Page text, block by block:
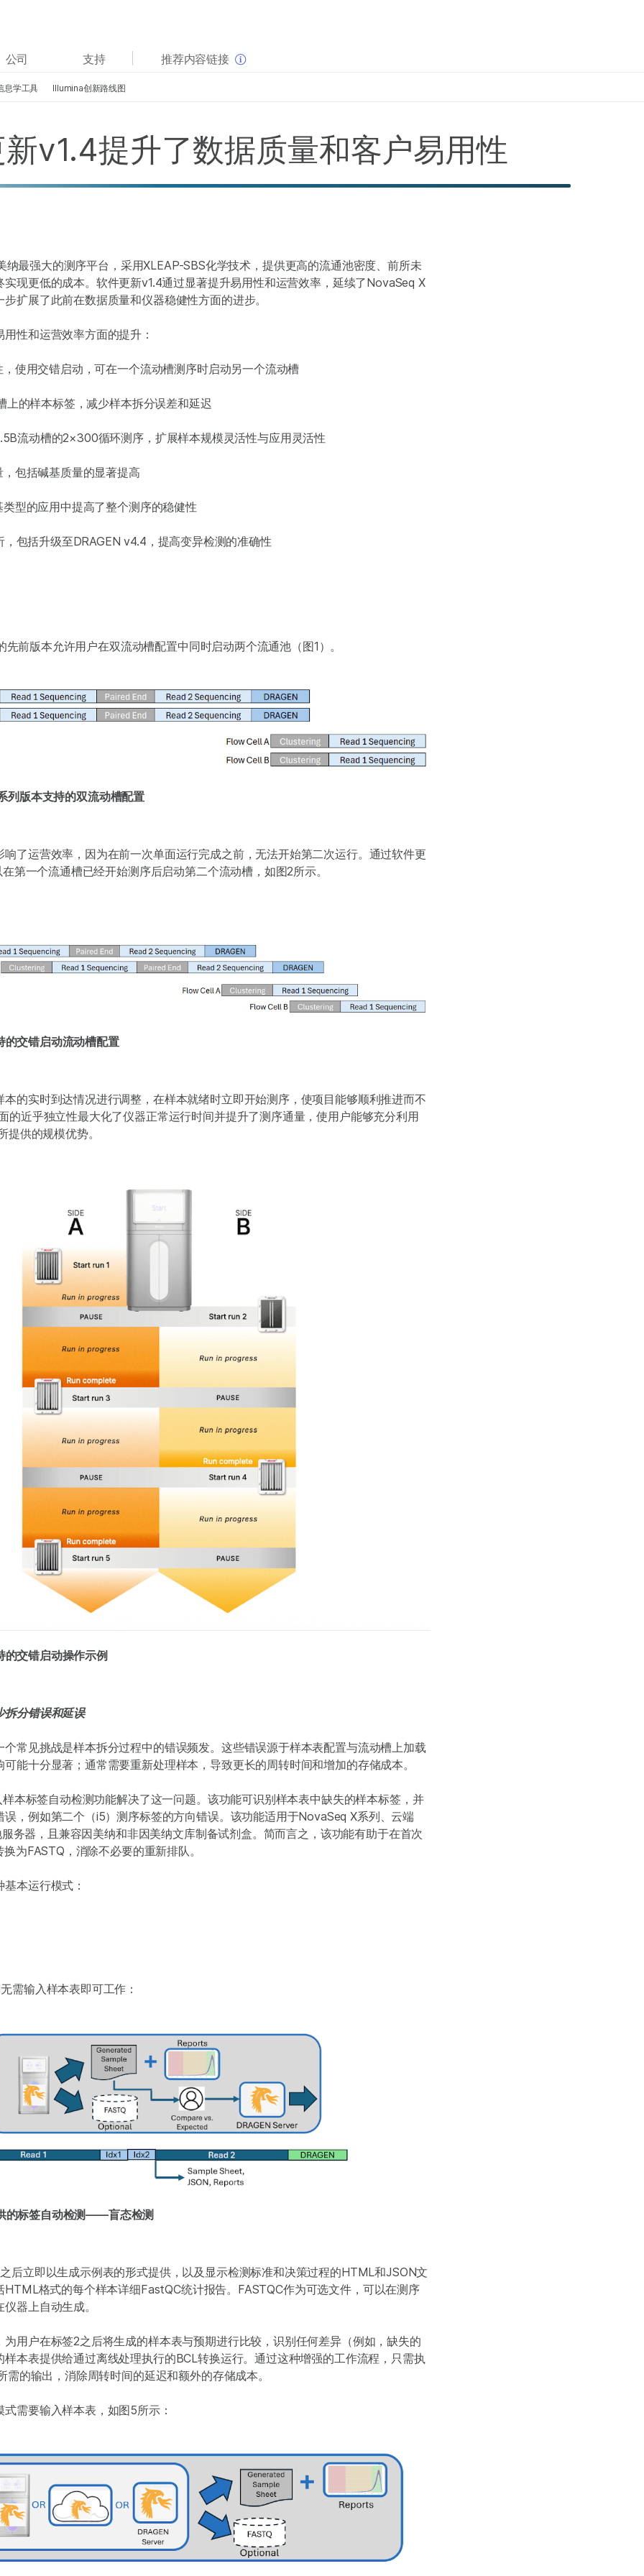
公司 支持 推荐内容链接
息学工具 Illumina创新路线图
v1.4提升了数据质量和客户易用性
纳最强大的测序平台，采用XLEAP-SBS化学技术，提供更高的流通池密度、前所未
实现更低的成本。软件更新v1.4通过显著提升易用性和运营效率，延续了NovaSeq X
扩展了此前在数据质量和仪器稳健性方面的进步。
性和运营效率方面的提升：
使用交错启动，可在一个流动槽测序时启动另一个流动槽
的样本标签，减少样本拆分误差和延迟
流动槽的2×300循环测序，扩展样本规模灵活性与应用灵活性
包括碱基质量的显著提高
型的应用中提高了整个测序的稳健性
，包括升级至DRAGEN v4.4，提高变异检测的准确性
前版本允许用户在双流动槽配置中同时启动两个流通池（图1）。
列版本支持的双流动槽配置
响了运营效率，因为在前一次单面运行完成之前，无法开始第二次运行。通过软件更
第一个流通槽已经开始测序后启动第二个流动槽，如图2所示。
的交错启动流动槽配置
本的实时到达情况进行调整，在样本就绪时立即开始测序，使项目能够顺利推进而不
的近乎独立性最大化了仪器正常运行时间并提升了测序通量，使用户能够充分利用
提供的规模优势。
的交错启动操作示例
拆分错误和延误
个常见挑战是样本拆分过程中的错误频发。这些错误源于样本表配置与流动槽上加载
能十分显著；通常需要重新处理样本，导致更长的周转时间和增加的存储成本。
本标签自动检测功能解决了这一问题。该功能可识别样本表中缺失的样本标签，并
误，例如第二个（i5）测序标签的方向错误。该功能适用于NovaSeq X系列、云端
服务器，且兼容因美纳和非因美纳文库制备试剂盒。简而言之，该功能有助于在首次
为FASTQ，消除不必要的重新排队。
本运行模式：
需输入样本表即可工作：
的标签自动检测——盲态检测
后立即以生成示例表的形式提供，以及显示检测标准和决策过程的HTML和JSON文
HTML格式的每个样本详细FastQC统计报告。FASTQC作为可选文件，可以在测序
器上自动生成。
为用户在标签2之后将生成的样本表与预期进行比较，识别任何差异（例如，缺失的
样本表提供给通过离线处理执行的BCL转换运行。通过这种增强的工作流程，只需执
需的输出，消除周转时间的延迟和额外的存储成本。
需要输入样本表，如图5所示：
查看更多相关内容。选择您感兴趣的领域:
癌症研究
复杂疾病